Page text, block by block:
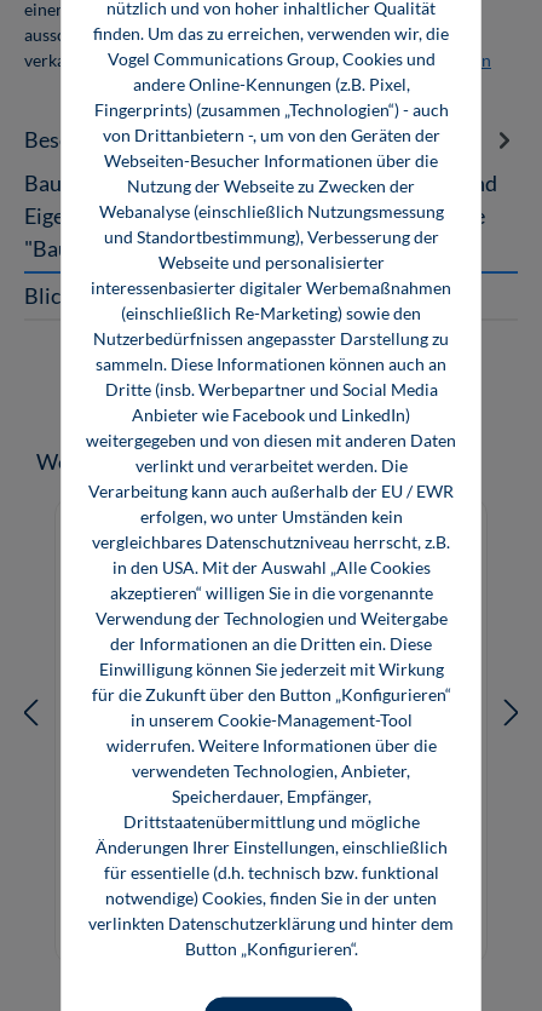
einer Abnahmemenge von 10 Exemplaren. Die Bücher dürfen
ausschließlich für den Eigenbedarf genutzt und nicht weiter
verkauft werden. Weitere Informationen unterFirmenlizenzen
Beschreibung
Baustoffkunde Aufbau und Technologie, Arten und
Eigenschaften, Anwendung und Verarbeitung Die
"Baustoffkunde" ist das bewähr…Mehr
Blick ins Buch
Produktgalerie überspringen
Weitere Medien zum Thema
Bauchemie (E-Book)
4,80 €*
nützlich und von hoher inhaltlicher Qualität
finden. Um das zu erreichen, verwenden wir, die
Vogel Communications Group, Cookies und
andere Online-Kennungen (z.B. Pixel,
Fingerprints) (zusammen „Technologien“) - auch
von Drittanbietern -, um von den Geräten der
Webseiten-Besucher Informationen über die
Nutzung der Webseite zu Zwecken der
Webanalyse (einschließlich Nutzungsmessung
und Standortbestimmung), Verbesserung der
Webseite und personalisierter
interessenbasierter digitaler Werbemaßnahmen
(einschließlich Re-Marketing) sowie den
Nutzerbedürfnissen angepasster Darstellung zu
sammeln. Diese Informationen können auch an
Dritte (insb. Werbepartner und Social Media
Anbieter wie Facebook und LinkedIn)
weitergegeben und von diesen mit anderen Daten
verlinkt und verarbeitet werden. Die
Verarbeitung kann auch außerhalb der EU / EWR
erfolgen, wo unter Umständen kein
vergleichbares Datenschutzniveau herrscht, z.B.
in den USA. Mit der Auswahl „Alle Cookies
akzeptieren“ willigen Sie in die vorgenannte
Verwendung der Technologien und Weitergabe
der Informationen an die Dritten ein. Diese
Einwilligung können Sie jederzeit mit Wirkung
für die Zukunft über den Button „Konfigurieren“
in unserem Cookie-Management-Tool
widerrufen. Weitere Informationen über die
verwendeten Technologien, Anbieter,
Speicherdauer, Empfänger,
Drittstaatenübermittlung und mögliche
Änderungen Ihrer Einstellungen, einschließlich
für essentielle (d.h. technisch bzw. funktional
notwendige) Cookies, finden Sie in der unten
verlinkten Datenschutzerklärung und hinter dem
Button „Konfigurieren“.